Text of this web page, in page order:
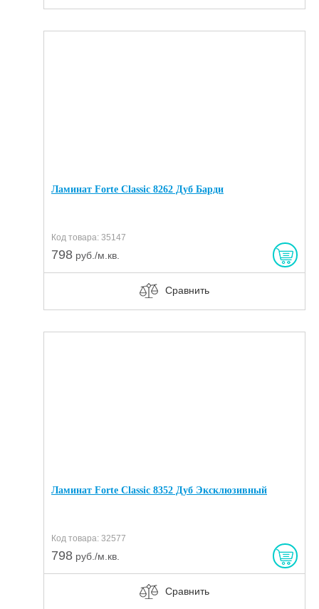
Ламинат Forte Classic 8262 Дуб Барди
Код товара: 35147
798 руб./м.кв.
Сравнить
Ламинат Forte Classic 8352 Дуб Эксклюзивный
Код товара: 32577
798 руб./м.кв.
Сравнить